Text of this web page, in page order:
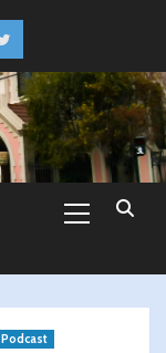
Podcast